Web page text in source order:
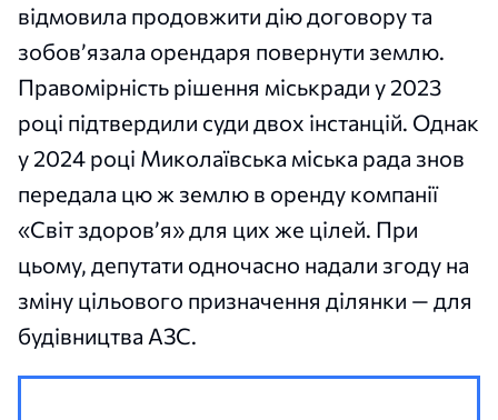
відмовила продовжити дію договору та
зобов’язала орендаря повернути землю.
Правомірність рішення міськради у 2023
році підтвердили суди двох інстанцій. Однак
у 2024 році Миколаївська міська рада знов
передала цю ж землю в оренду компанії
«Світ здоров’я» для цих же цілей. При
цьому, депутати одночасно надали згоду на
зміну цільового призначення ділянки — для
будівництва АЗС.